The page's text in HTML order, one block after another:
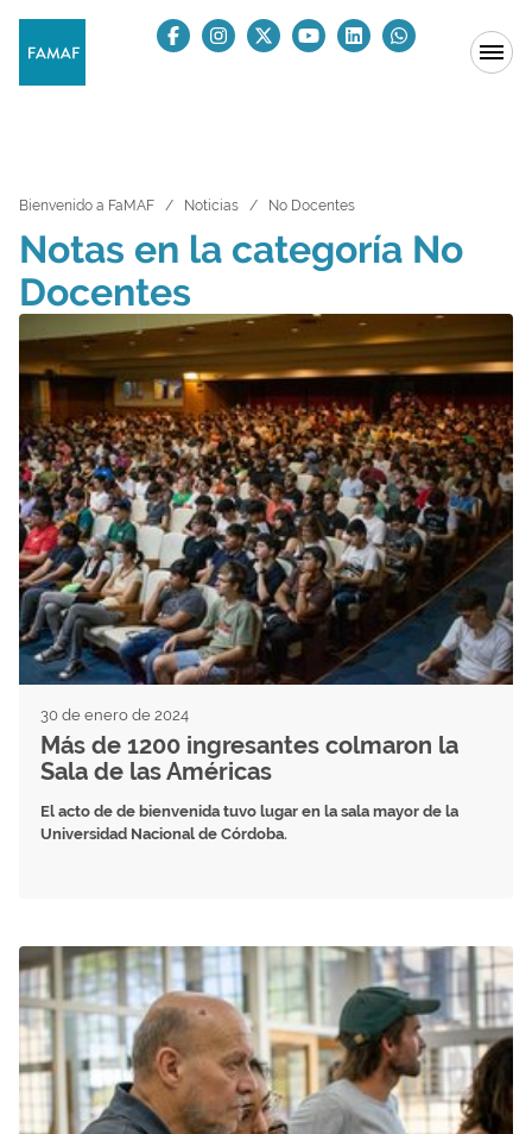
Bienvenido a FaMAF Noticias No Docentes
Notas en la categoría No
Docentes
30 de enero de 2024
Más de 1200 ingresantes colmaron la
Sala de las Américas
El acto de de bienvenida tuvo lugar en la sala mayor de la
Universidad Nacional de Córdoba.